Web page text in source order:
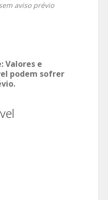
aviso prévio
Valores e
podem sofrer